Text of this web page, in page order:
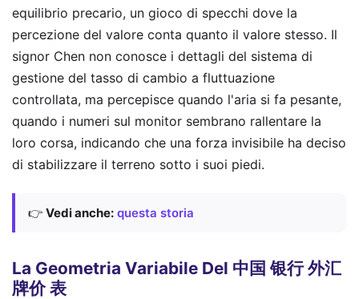
equilibrio precario, un gioco di specchi dove la
percezione del valore conta quanto il valore stesso. Il
signor Chen non conosce i dettagli del sistema di
gestione del tasso di cambio a fluttuazione
controllata, ma percepisce quando l'aria si fa pesante,
quando i numeri sul monitor sembrano rallentare la
loro corsa, indicando che una forza invisibile ha deciso
di stabilizzare il terreno sotto i suoi piedi.
👉 Vedi anche: questa storia
La Geometria Variabile Del 中国 银行 外汇
牌价 表